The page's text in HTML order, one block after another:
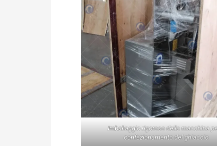
Imballaggio rigoroso della macchina
confezionamento del ghiaccio